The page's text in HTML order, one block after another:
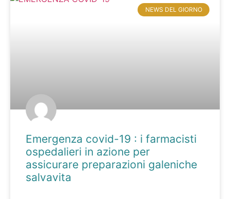
NEWS DEL GIORNO
Emergenza covid-19 : i farmacisti
ospedalieri in azione per
assicurare preparazioni galeniche
salvavita